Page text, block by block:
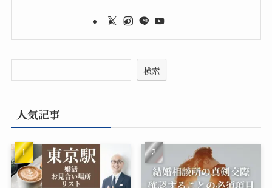
検索
人気記事